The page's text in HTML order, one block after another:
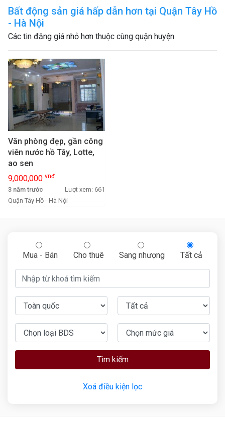
Bất động sản giá hấp dẫn hơn tại Quận Tây Hồ
- Hà Nội
Các tin đăng giá nhỏ hơn thuộc cùng quận huyện
Văn phòng đẹp, gần công
viên nước hồ Tây, Lotte,
ao sen
9,000,000 vnđ
3 năm trước
Lượt xem: 661
Quận Tây Hồ - Hà Nội
Mua - Bán Cho thuê Sang nhượng Tất cả
Tìm kiếm
Xoá điều kiện lọc